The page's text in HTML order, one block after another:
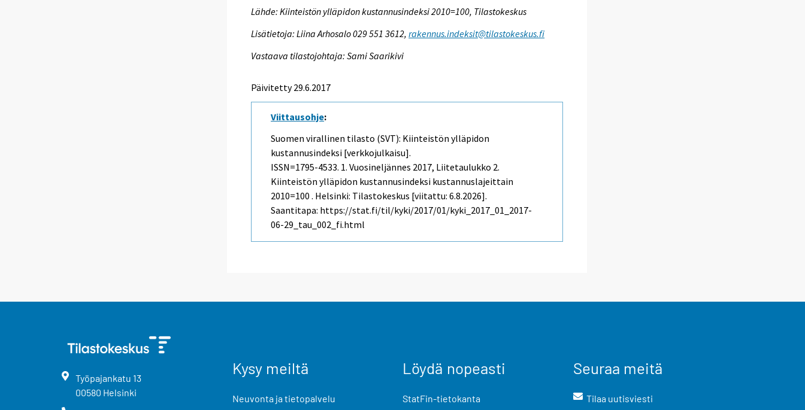
Lähde: Kiinteistön ylläpidon kustannusindeksi 2010=100, Tilastokeskus
Lisätietoja: Liina Arhosalo 029 551 3612,rakennus.indeksit@tilastokeskus.fi
Vastaava tilastojohtaja: Sami Saarikivi
Päivitetty 29.6.2017
Viittausohje:
Suomen virallinen tilasto (SVT): Kiinteistön ylläpidon
kustannusindeksi [verkkojulkaisu].
ISSN=1795-4533. 1. Vuosineljännes 2017, Liitetaulukko 2.
Kiinteistön ylläpidon kustannusindeksi kustannuslajeittain
2010=100 . Helsinki: Tilastokeskus [viitattu: 6.8.2026].
Saantitapa: https://stat.fi/til/kyki/2017/01/kyki_2017_01_2017-
06-29_tau_002_fi.html
Työpajankatu 13
00580 Helsinki
Kysy meiltä
Neuvonta ja tietopalvelu
Löydä nopeasti
StatFin-tietokanta
Seuraa meitä
Tilaa uutisviesti